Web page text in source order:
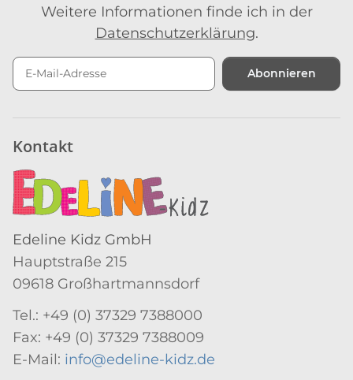
Weitere Informationen finde ich in der
Datenschutzerklärung.
Abonnieren
Kontakt
Edeline Kidz GmbH
Hauptstraße 215
09618 Großhartmannsdorf
Tel.: +49 (0) 37329 7388000
Fax: +49 (0) 37329 7388009
E-Mail: info@edeline-kidz.de